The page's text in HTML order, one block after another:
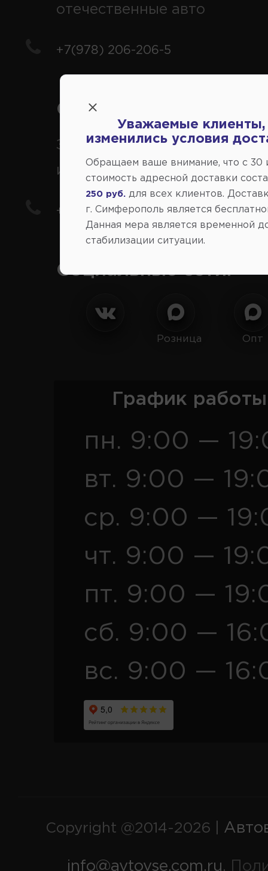
отечественные авто
+7(978) 206-206-5
Справочный центр:
Заказ шин, дисков,
иномарки
+7(978) 206-206-8
Социальные сети:
Розница Опт
График
пн. 9:00 —
вт. 9:00 —
ср. 9:00 —
чт. 9:00 —
пт. 9:00 —
сб. 9:00 —
вс. 9:00 —
Copyright @2014-2026 |
info@avtovse.com.ru,
Уважаемые клиенты,
изменились условия
Обращаем ваше внимание, что c 30
стоимость адресной доставки
250 руб.
для всех клиентов.
г. Симферополь является
Данная мера является временной
стабилизации ситуации.